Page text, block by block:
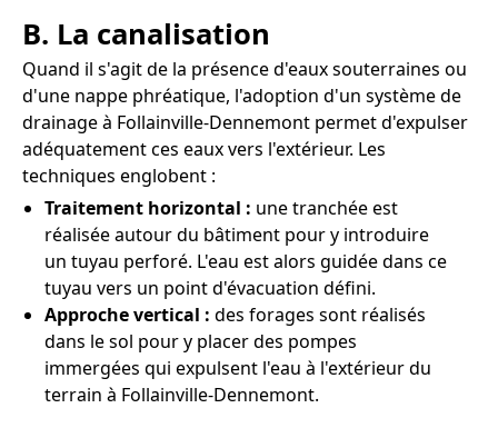
B. La canalisation
Quand il s'agit de la présence d'eaux souterraines ou
d'une nappe phréatique, l'adoption d'un système de
drainage à Follainville-Dennemont permet d'expulser
adéquatement ces eaux vers l'extérieur. Les
techniques englobent :
Traitement horizontal : une tranchée est
réalisée autour du bâtiment pour y introduire
un tuyau perforé. L'eau est alors guidée dans ce
tuyau vers un point d'évacuation défini.
Approche vertical : des forages sont réalisés
dans le sol pour y placer des pompes
immergées qui expulsent l'eau à l'extérieur du
terrain à Follainville-Dennemont.